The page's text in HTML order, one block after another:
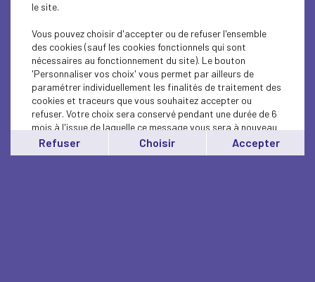
le site.
Vous pouvez choisir d'accepter ou de refuser l'ensemble
des cookies (sauf les cookies fonctionnels qui sont
nécessaires au fonctionnement du site). Le bouton
'Personnaliser vos choix' vous permet par ailleurs de
paramétrer individuellement les finalités de traitement des
cookies et traceurs que vous souhaitez accepter ou
refuser. Votre choix sera conservé pendant une durée de 6
mois à l'issue de laquelle ce message vous sera à nouveau
affiché..
Vous pouvez modifier votre choix à tout moment en
Refuser Choisir Accepter